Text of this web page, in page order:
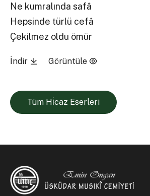
Ne kumralında safâ
Hepsinde türlü cefâ
Çekilmez oldu ömür
İndir Görüntüle
Tüm Hi̇caz Eserleri